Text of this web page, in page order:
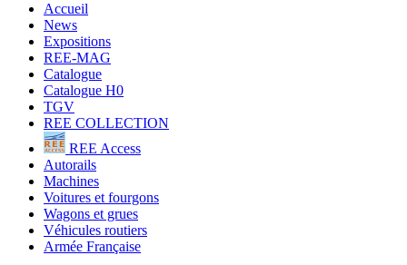
Accueil
News
Expositions
REE-MAG
Catalogue
Catalogue H0
TGV
REE COLLECTION
REE Access
Autorails
Machines
Voitures et fourgons
Wagons et grues
Véhicules routiers
Armée Française